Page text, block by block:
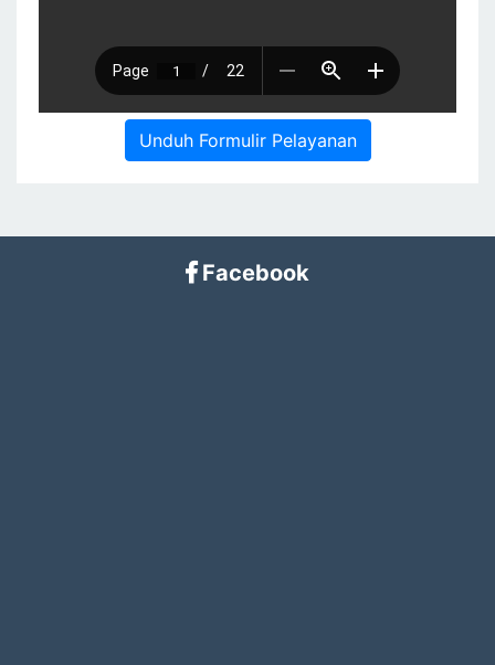
Unduh Formulir Pelayanan
Facebook